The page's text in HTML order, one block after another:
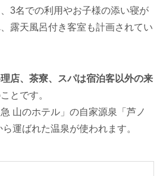
3名での利用やお子様の添い寝が
露天風呂付き客室も計画されてい
店、茶寮、スパは宿泊客以外の来
とです。
山のホテル」の自家源泉「芦ノ
運ばれた温泉が使われます。